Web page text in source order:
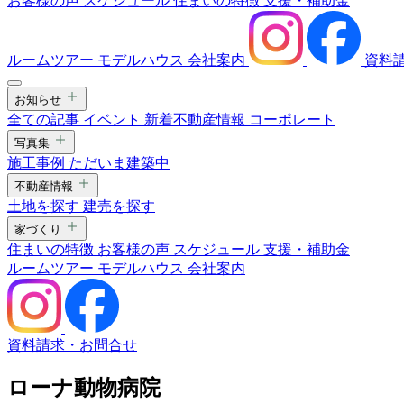
ルームツアー モデルハウス 会社案内 資料
お知らせ
全ての記事 イベント 新着不動産情報 コーポレート
写真集
施工事例 ただいま建築中
不動産情報
土地を探す 建売を探す
家づくり
住まいの特徴 お客様の声 スケジュール 支援・補助金
ルームツアー モデルハウス 会社案内
資料請求・お問合せ
ローナ動物病院